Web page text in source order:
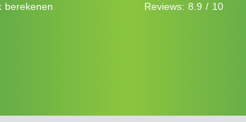
berekenen Reviews: 8.9 / 10